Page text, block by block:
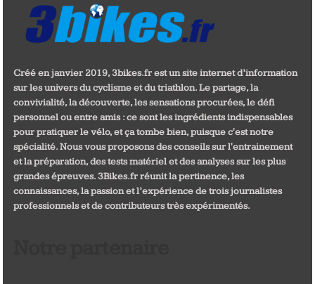
Créé en janvier 2019, 3bikes.fr est un site internet d’information
sur les univers du cyclisme et du triathlon. Le partage, la
convivialité, la découverte, les sensations procurées, le défi
personnel ou entre amis : ce sont les ingrédients indispensables
pour pratiquer le vélo, et ça tombe bien, puisque c'est notre
spécialité. Nous vous proposons des conseils sur l'entrainement
et la préparation, des tests matériel et des analyses sur les plus
grandes épreuves. 3Bikes.fr réunit la pertinence, les
connaissances, la passion et l’expérience de trois journalistes
professionnels et de contributeurs très expérimentés.